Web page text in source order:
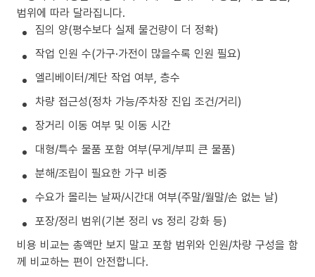
범위에 따라 달라집니다.
짐의 양(평수보다 실제 물건량이 더 정확)
작업 인원 수(가구·가전이 많을수록 인원 필요)
엘리베이터/계단 작업 여부, 층수
차량 접근성(정차 가능/주차장 진입 조건/거리)
장거리 이동 여부 및 이동 시간
대형/특수 물품 포함 여부(무게/부피 큰 물품)
분해/조립이 필요한 가구 비중
수요가 몰리는 날짜/시간대 여부(주말/월말/손 없는 날)
포장/정리 범위(기본 정리 vs 정리 강화 등)
비용 비교는 총액만 보지 말고 포함 범위와 인원/차량 구성을 함
께 비교하는 편이 안전합니다.